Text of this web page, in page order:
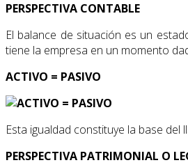
PERSPECTIVA CONTABLE
El balance de situación es un
tiene la empresa en un momento
ACTIVO = PASIVO
Esta igualdad constituye la base
PERSPECTIVA PATRIMONIAL O